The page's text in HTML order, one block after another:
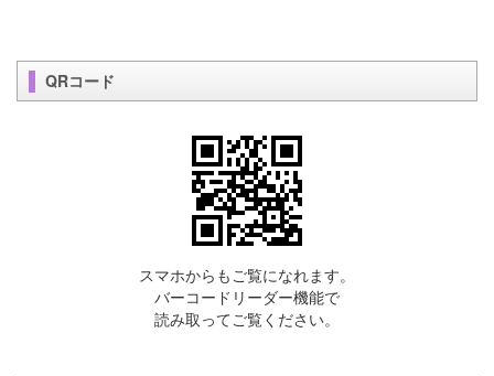
QRコード
スマホからもご覧になれます。
バーコードリーダー機能で
読み取ってご覧ください。